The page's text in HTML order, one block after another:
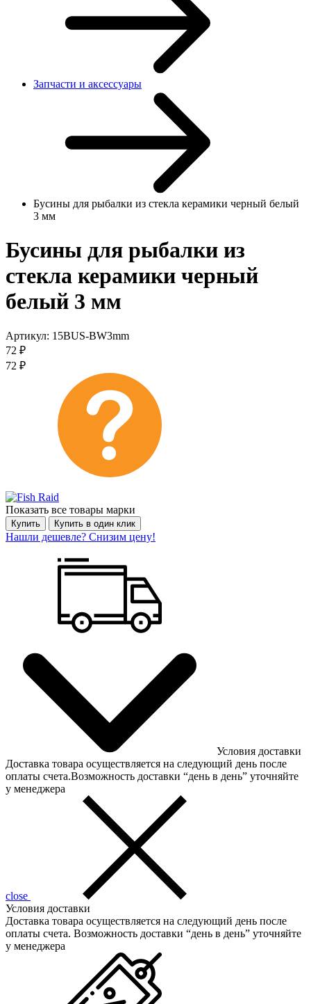
Запчасти и аксессуары
Бусины для рыбалки из стекла керамики черный белый
3 мм
Бусины для рыбалки из
стекла керамики черный
белый 3 мм
Артикул: 15BUS-BW3mm
72 ₽
72 ₽
Показать все товары марки
Купить Купить в один клик
Нашли дешевле? Снизим цену!
Условия доставки
Доставка товара осуществляется на следующий день после
оплаты счета.Возможность доставки “день в день” уточняйте
у менеджера
close
Условия доставки
Доставка товара осуществляется на следующий день после
оплаты счета. Возможность доставки “день в день” уточняйте
у менеджера